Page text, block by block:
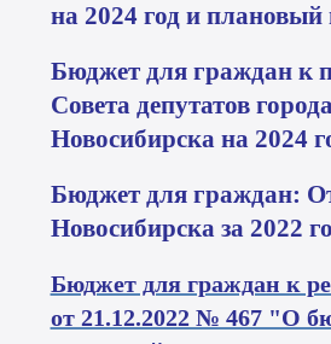
на 2024 год и плановый
Бюджет для граждан к
Совета депутатов
Новосибирска на 2024
Бюджет для граждан:
Новосибирска за 2022
Бюджет для граждан к
от 21.12.2022 № 467 "О